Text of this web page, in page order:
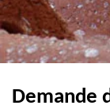
Demande